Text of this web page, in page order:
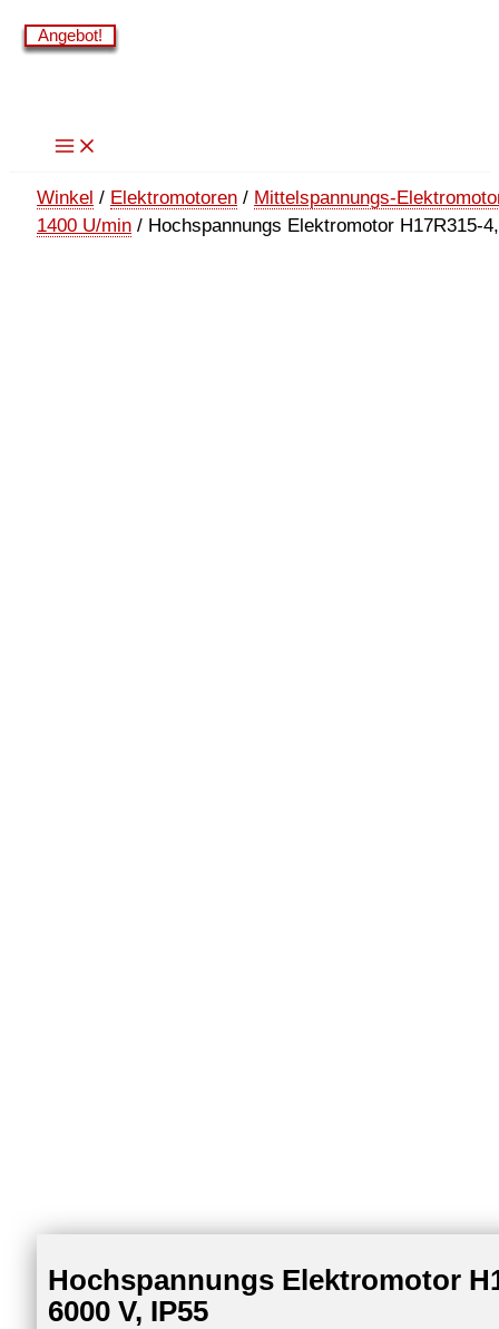
Zum
Inhalt
Winkel / Elektromotoren / Mittelspannungs-
1400 U/min / Hochspannungs Elektromotor H17R315-
Hochspannungs Elektromotor
6000 V, IP55
Angebot!
Angebot!
Angebot!
Angebot!
Angebot!
Angebot!